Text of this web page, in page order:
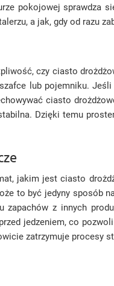
pokojowej sprawdza
a jak, gdy od razu
czy ciasto
lub pojemniku.
ciasto
Dzięki temu
jakim jest ciasto
to być jedyny sposób
zapachów z innych
jedzeniem, co
zatrzymuje procesy